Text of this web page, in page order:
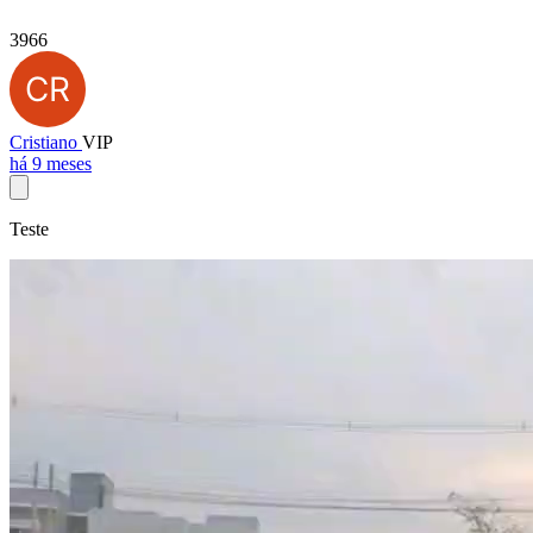
3966
Cristiano VIP
há 9 meses
Teste